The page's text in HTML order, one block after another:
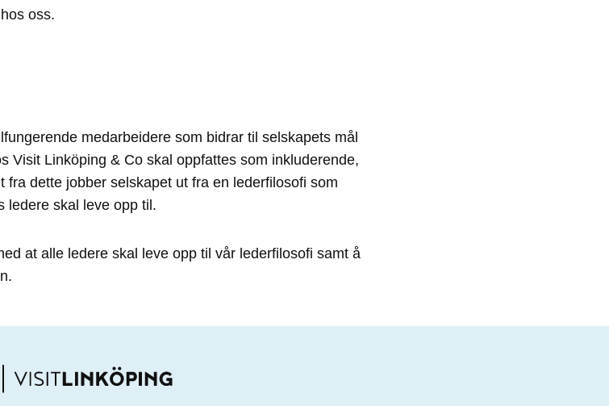
oss.
medarbeidere som bidrar til selskapets mål
Visit Linköping & Co skal oppfattes som inkluderende,
fra dette jobber selskapet ut fra en lederfilosofi som
ledere skal leve opp til.
at alle ledere skal leve opp til vår lederfilosofi samt å